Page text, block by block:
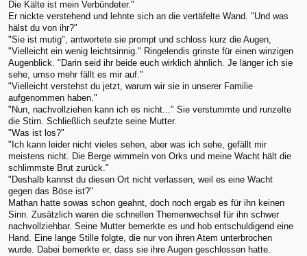
Die Kälte ist mein Verbündeter."
Er nickte verstehend und lehnte sich an die vertäfelte Wand. "Und was
hälst du von ihr?"
"Sie ist mutig", antwortete sie prompt und schloss kurz die Augen,
"Vielleicht ein wenig leichtsinnig." Ringelendis grinste für einen winzigen
Augenblick. "Darin seid ihr beide euch wirklich ähnlich. Je länger ich sie
sehe, umso mehr fällt es mir auf."
"Vielleicht verstehst du jetzt, warum wir sie in unserer Familie
aufgenommen haben."
"Nun, nachvollziehen kann ich es nicht..." Sie verstummte und runzelte
die Stirn. Schließlich seufzte seine Mutter.
"Was ist los?"
"Ich kann leider nicht vieles sehen, aber was ich sehe, gefällt mir
meistens nicht. Die Berge wimmeln von Orks und meine Wacht hält die
schlimmste Brut zurück."
"Deshalb kannst du diesen Ort nicht verlassen, weil es eine Wacht
gegen das Böse ist?"
Mathan hatte sowas schon geahnt, doch noch ergab es für ihn keinen
Sinn. Zusätzlich waren die schnellen Themenwechsel für ihn schwer
nachvollziehbar. Seine Mutter bemerkte es und hob entschuldigend eine
Hand. Eine lange Stille folgte, die nur von ihren Atem unterbrochen
wurde. Dabei bemerkte er, dass sie ihre Augen geschlossen hatte.